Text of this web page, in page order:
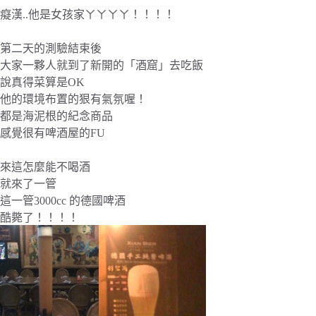
癡漢..他是女孩家ㄚㄚㄚㄚ！！！！
第二天的測驗結束後
大家一夥人就到了新開的「酒窟」去吃飯
說真得菜算是OK
他的環境布置的狠有氣氛喔！
都是海泥根的紀念商品
感覺很有啤酒屋的FU
來這怎麼能不喝酒
就來了一管
這一管3000cc 的德國啤酒
酷斃了！！！！